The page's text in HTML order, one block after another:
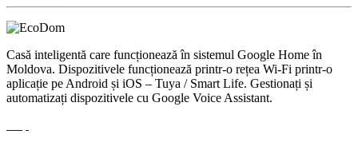
Casă inteligentă care funcționează în sistemul Google Home în
Moldova. Dispozitivele funcționează printr-o rețea Wi-Fi printr-o
aplicație pe Android și iOS – Tuya / Smart Life. Gestionați și
automatizați dispozitivele cu Google Voice Assistant.